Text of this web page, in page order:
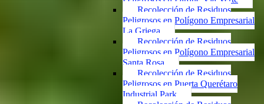
Recolección de Residuos
Peligrosos en Polígono Empresarial
La Griega
Recolección de Residuos
Peligrosos en Polígono Empresarial
Santa Rosa
Recolección de Residuos
Peligrosos en Puerta Querétaro
Industrial Park